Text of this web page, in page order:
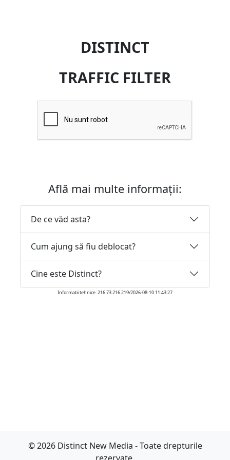
DISTINCT
TRAFFIC FILTER
Află mai multe informații:
De ce văd asta?
Cum ajung să fiu deblocat?
Cine este Distinct?
Informatii tehnice: 216.73.216.219/2026-08-10 11:43:27
© 2026 Distinct New Media - Toate drepturile